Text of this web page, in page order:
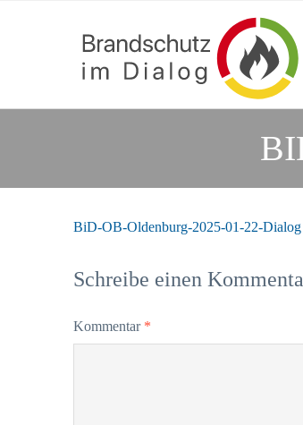
BiD-OB-Oldenburg-2025-01-22-Dialog
Schreibe einen
Kommentar *